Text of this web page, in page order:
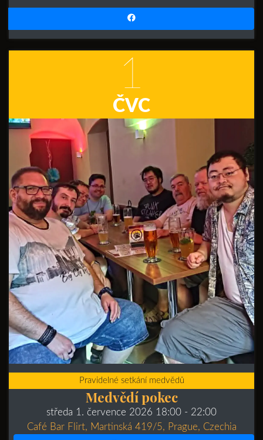
1
ČVC
Pravidelné setkání medvědů
Medvědí pokec
středa 1. července 2026 18:00 - 22:00
Café Bar Flirt, Martinská 419/5, Prague, Czechia